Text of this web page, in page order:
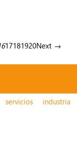
17181920Next →
servicios industria